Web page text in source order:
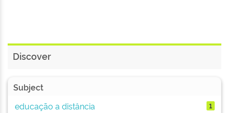
Discover
Subject
educação a distância
1